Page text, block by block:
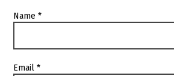
Name*
Email*